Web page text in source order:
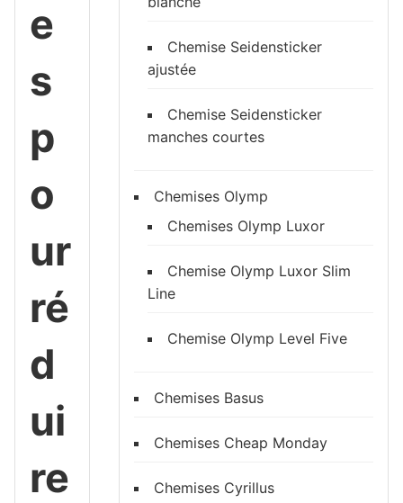
e
s
p
o
ur
ré
d
ui
re
Chemise Seidensticker
ajustée
Chemise Seidensticker
manches courtes
Chemises Olymp
Chemises Olymp Luxor
Chemise Olymp Luxor Slim
Line
Chemise Olymp Level Five
Chemises Basus
Chemises Cheap Monday
Chemises Cyrillus